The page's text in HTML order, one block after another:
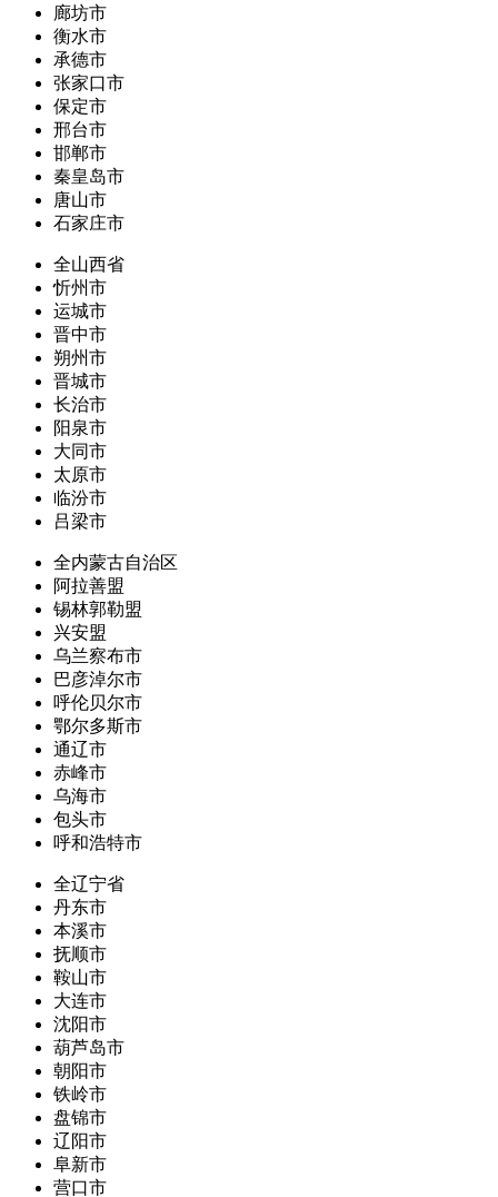
廊坊市
衡水市
承德市
张家口市
保定市
邢台市
邯郸市
秦皇岛市
唐山市
石家庄市
全山西省
忻州市
运城市
晋中市
朔州市
晋城市
长治市
阳泉市
大同市
太原市
临汾市
吕梁市
全内蒙古自治区
阿拉善盟
锡林郭勒盟
兴安盟
乌兰察布市
巴彦淖尔市
呼伦贝尔市
鄂尔多斯市
通辽市
赤峰市
乌海市
包头市
呼和浩特市
全辽宁省
丹东市
本溪市
抚顺市
鞍山市
大连市
沈阳市
葫芦岛市
朝阳市
铁岭市
盘锦市
辽阳市
阜新市
营口市